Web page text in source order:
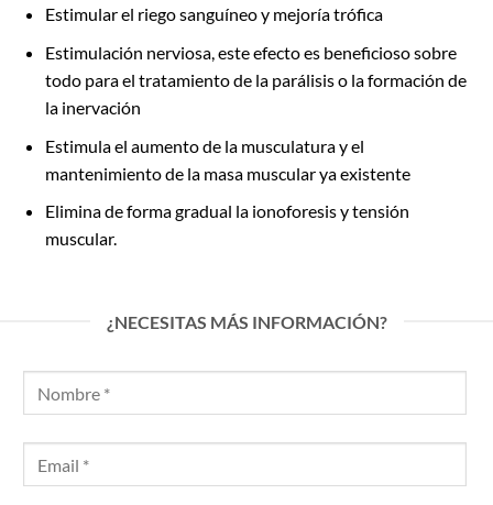
Estimular el riego sanguíneo y mejoría trófica
Estimulación nerviosa, este efecto es beneficioso sobre
todo para el tratamiento de la parálisis o la formación de
la inervación
Estimula el aumento de la musculatura y el
mantenimiento de la masa muscular ya existente
Elimina de forma gradual la ionoforesis y tensión
muscular.
¿NECESITAS MÁS INFORMACIÓN?